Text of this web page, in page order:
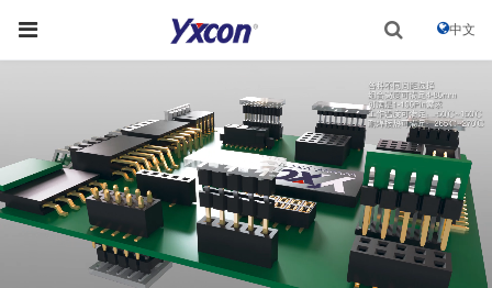
中文